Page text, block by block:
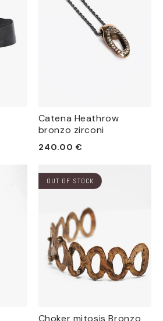
Catena Heathrow
bronzo zirconi
Prezzo
listino
240.00 €
Choker mitosis Bronzo
OUT OF STOCK